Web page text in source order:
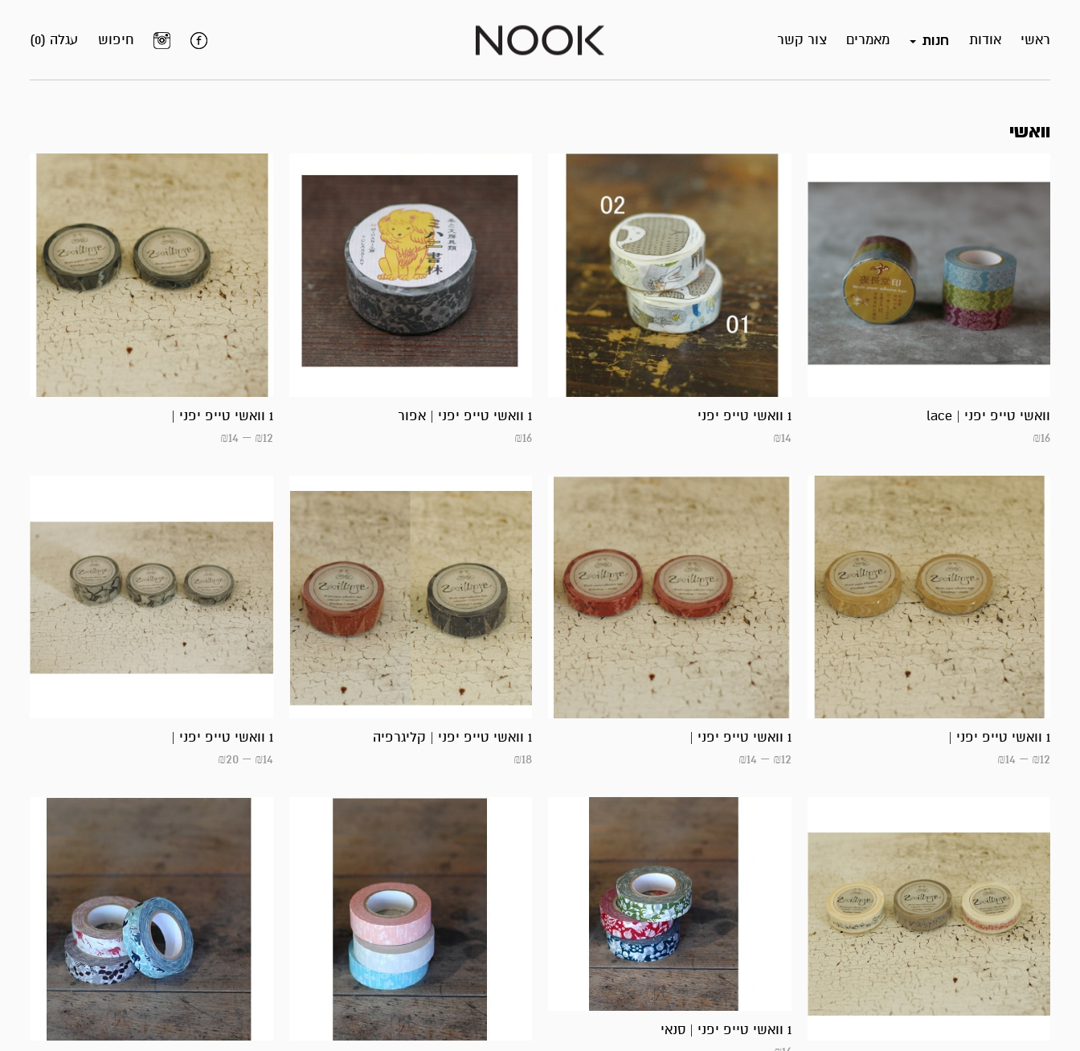
ראשי אודות חנות מאמרים צור קשר עגלה (0) חיפוש
וואשי
וואשי טייפ יפני | lace
₪16
1 וואשי טייפ יפני
₪14
1 וואשי טייפ יפני | אפור
₪16
1 וואשי טייפ יפני |
₪12
–
₪14
1 וואשי טייפ יפני |
₪12
–
₪14
1 וואשי טייפ יפני |
₪12
–
₪14
1 וואשי טייפ יפני | קליגרפיה
₪18
1 וואשי טייפ יפני |
₪14
–
₪20
1 וואשי טייפ יפני | סנאי